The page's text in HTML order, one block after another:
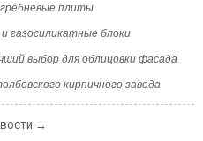
плиты
газосиликатные блоки
выбор для облицовки фасада
кирпичного завода
→